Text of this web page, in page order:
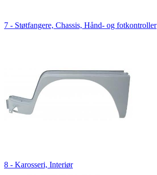
7 - Støtfangere, Chassis, Hånd- og fotkontroller
8 - Karosseri, Interiør